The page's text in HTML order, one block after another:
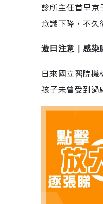
診所主任首里
意識下降，不久
遊日注意｜感染
日來國立醫院
孩子未曾受到過